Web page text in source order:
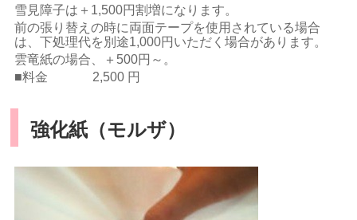
雪見障子は＋1,500円割増になります。
前の張り替えの時に両面テープを使用されている場合
は、下処理代を別途1,000円いただく場合があります。
雲竜紙の場合、＋500円～。
■料金 2,500 円
強化紙（モルザ）